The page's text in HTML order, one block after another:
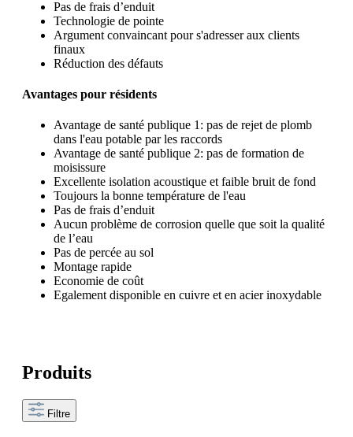
Pas de frais d’enduit
Technologie de pointe
Argument convaincant pour s'adresser aux clients
finaux
Réduction des défauts
Avantages pour résidents
Avantage de santé publique 1: pas de rejet de plomb
dans l'eau potable par les raccords
Avantage de santé publique 2: pas de formation de
moisissure
Excellente isolation acoustique et faible bruit de fond
Toujours la bonne température de l'eau
Pas de frais d’enduit
Aucun problème de corrosion quelle que soit la qualité
de l’eau
Pas de percée au sol
Montage rapide
Economie de coût
Egalement disponible en cuivre et en acier inoxydable
Produits
Filtre